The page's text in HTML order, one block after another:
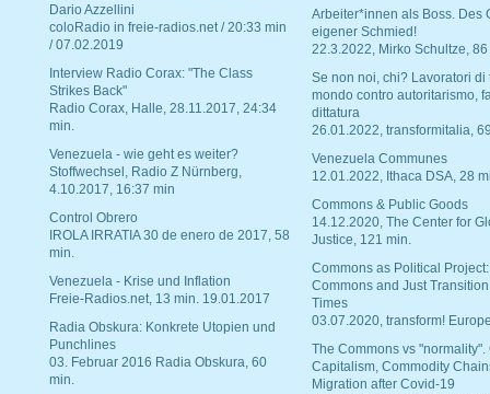
Dario Azzellini
coloRadio in freie-radios.net / 20:33 min
/ 07.02.2019
Interview Radio Corax: "The Class
Strikes Back"
Radio Corax, Halle, 28.11.2017, 24:34
min.
Venezuela - wie geht es weiter?
Stoffwechsel, Radio Z Nürnberg,
4.10.2017, 16:37 min
Control Obrero
IROLA IRRATIA 30 de enero de 2017, 58
min.
Venezuela - Krise und Inflation
Freie-Radios.net, 13 min. 19.01.2017
Radia Obskura: Konkrete Utopien und
Punchlines
03. Februar 2016 Radia Obskura, 60
min.
Arbeiter*innen als Boss. Des
eigener Schmied!
22.3.2022, Mirko Schultze, 86
Se non noi, chi? Lavoratori di
mondo contro autoritarismo,
dittatura
26.01.2022, transformitalia,
Venezuela Communes
12.01.2022, Ithaca DSA, 28
Commons & Public Goods
14.12.2020, The Center for
Justice, 121 min.
Commons as Political Project:
Commons and Just
Times
03.07.2020, transform!
The Commons vs "normality".
Capitalism, Commodity
Migration after Covid-19